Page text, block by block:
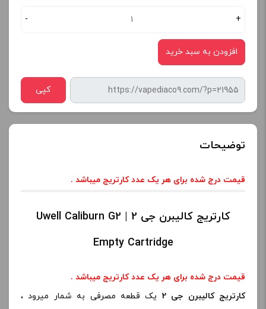
- +
افزودن به سبد خرید
کپی
توضیحات
قیمت درج شده برای هر یک عدد کارتریج میباشد .
کارتریج کالیبرن جی 2 | Uwell Caliburn G2
Empty Cartridge
قیمت درج شده برای هر یک عدد کارتریج میباشد .
کارتریج کالیبرن جی 2
یک قطعه مصرفی به شمار میرود ،